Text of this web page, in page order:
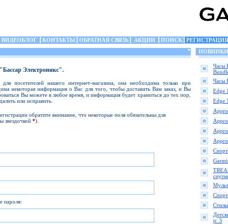
КОНТАКТЫ ОБРАТНАЯ СВЯЗЬ АКЦИИ ПОИСК
Электроникс".
для посетителей нашего интернет-магазина, она необходима только при
некоторая информация о Вас для того, чтобы доставить Вам заказ, и Вы
Вы можете в любое время, и информация будет храниться до тех пор,
или исправить.
обратите внимание, что некоторые поля обязательны для
звездочкой *).
пароля:
НОВИНКИ
Часы
Часы
Edge
Edge
jr. 3